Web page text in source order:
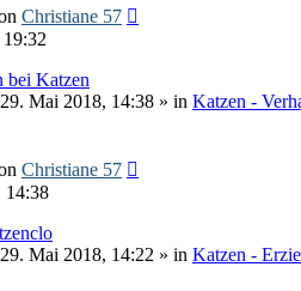
Christiane 57
bei Katzen
Mai 2018, 14:38 » in Katzen -
Christiane 57
14:38
Mai 2018, 14:22 » in Katzen -